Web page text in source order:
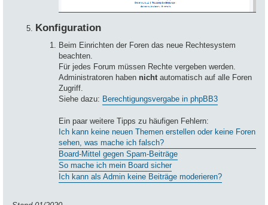
Konfiguration
Beim Einrichten der Foren das neue Rechtesystem
beachten.
Für jedes Forum müssen Rechte vergeben werden.
Administratoren haben nicht automatisch auf alle Foren
Zugriff.
Siehe dazu: Berechtigungsvergabe in phpBB3
Ein paar weitere Tipps zu häufigen Fehlern:
Ich kann keine neuen Themen erstellen oder keine Foren
sehen, was mache ich falsch?
Board-Mittel gegen Spam-Beiträge
So mache ich mein Board sicher
Ich kann als Admin keine Beiträge moderieren?